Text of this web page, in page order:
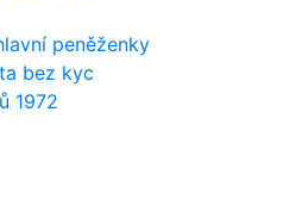
peněženky
bez kyc
1972